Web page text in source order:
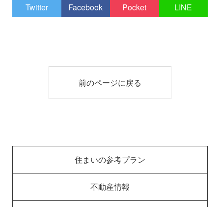
Twitter Facebook Pocket LINE
前のページに戻る
住まいの参考プラン
不動産情報